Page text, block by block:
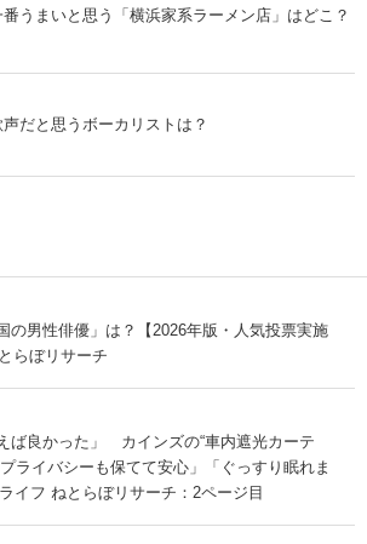
うまいと思う「横浜家系ラーメン店」はどこ？
だと思うボーカリストは？
の男性俳優」は？【2026年版・人気投票実施
らぼリサーチ
ば良かった」 カインズの“車内遮光カーテ
ライバシーも保てて安心」「ぐっすり眠れま
イフ ねとらぼリサーチ：2ページ目